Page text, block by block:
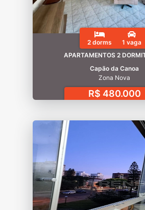
2 dorms
1 vaga
APARTAMENTOS 2
Capão da Canoa
Zona Nova
R$ 480.000